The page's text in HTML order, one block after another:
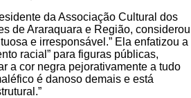
da Associação Cultural dos
de Araraquara e Região, considerou
e irresponsável.” Ela enfatizou a
racial” para figuras públicas,
a cor negra pejorativamente a tudo
é danoso demais e está